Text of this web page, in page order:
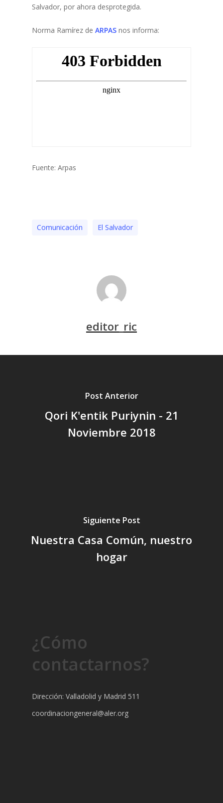
Salvador, por ahora desprotegida.
Norma Ramírez de ARPAS nos informa:
Fuente: Arpas
Comunicación El Salvador
editor_ric
Post Anterior
Qori K'entik Puriynin - 21
Noviembre 2018
Siguiente Post
Nuestra Casa Común, nuestro
hogar
¿Cómo
contactarnos?
Dirección: Valladolid y Madrid 511
coordinaciongeneral@aler.org